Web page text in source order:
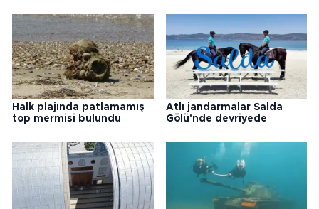
Halk plajında patlamamış
top mermisi bulundu
Atlı jandarmalar Salda
Gölü'nde devriyede